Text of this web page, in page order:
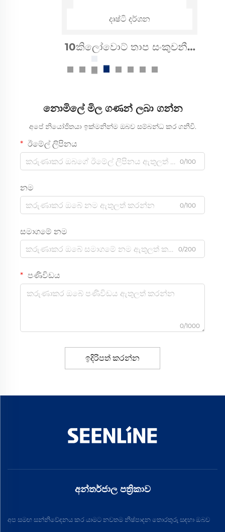
දෘෂ්ටි දර්ශන
10කිලෝවොට් තාප සංකුචනීය
නොමිලේ මිල ගණන් ලබා ගන්න
අපේ නියෝජිතයා ඉක්මනින්ම ඔබව සම්බන්ධ කර ගනීවි.
ඊමේල් ලිපිනය
0/100
නම
0/100
සමාගමේ නම
0/200
පණිවිඩය
0/1000
ඉදිරිපත් කරන්න
අන්තර්ජාල පත්‍රිකාව
අප සමඟ සන්නිවේදනය කර යාමට නවතම නිෂ්පාදන තොරතුරු සඳහා ඔබව